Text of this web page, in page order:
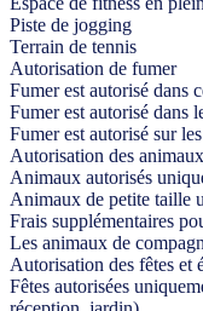
Piste de jogging
Terrain de tennis
Autorisation de fumer
Fumer est autorisé dans
Fumer est autorisé dans
Fumer est autorisé sur
Autorisation des
Animaux autorisés
Animaux de petite taille
Frais supplémentaires
Les animaux de
Autorisation des fêtes et
Fêtes autorisées